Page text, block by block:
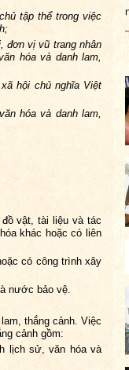
tập thể trong việc
đơn vị vũ trang nhân
hóa và danh lam,
hội chủ nghĩa Việt
hóa và danh lam,
vật, tài liệu và tác
khác hoặc có liên
có công trình xây
nước bảo vệ.
thắng cảnh. Việc
cảnh gồm:
lịch sử, văn hóa và